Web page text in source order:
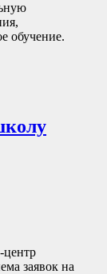
обучение.
центр
заявок на